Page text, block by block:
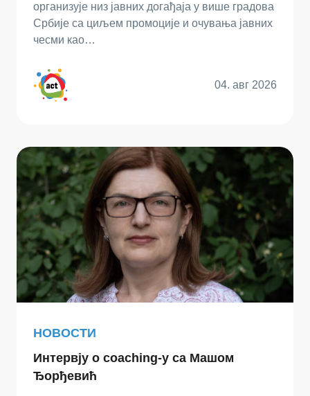
организује низ јавних догађаја у више градова
Србије са циљем промоције и очувања јавних
чесми као…
04. авг 2026
НОВОСТИ
Интервју о coaching-у са Машом
Ђорђевић